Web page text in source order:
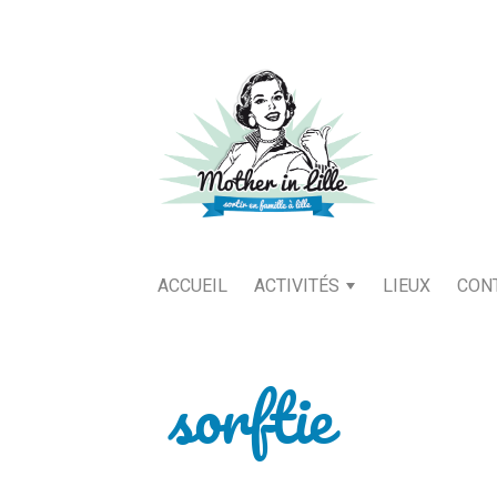
ACCUEIL ACTIVITÉS LIEUX
sorftie